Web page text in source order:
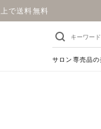
で送料無料
サロン専売品